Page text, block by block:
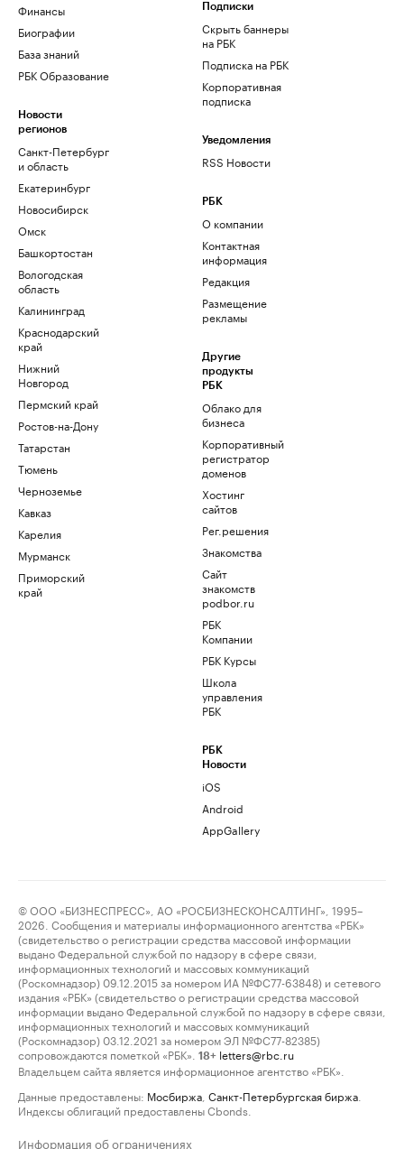
Финансы
Биографии
База знаний
РБК Образование
Новости
регионов
Санкт-Петербург
и область
Екатеринбург
Новосибирск
Омск
Башкортостан
Вологодская
область
Калининград
Краснодарский
край
Нижний
Новгород
Пермский край
Ростов-на-Дону
Татарстан
Тюмень
Черноземье
Кавказ
Карелия
Мурманск
Приморский
край
Подписки
Скрыть баннеры
на РБК
Подписка на РБК
Корпоративная
подписка
Уведомления
RSS Новости
РБК
О компании
Контактная
информация
Редакция
Размещение
рекламы
Другие
продукты
РБК
Облако для
бизнеса
Корпоративный
регистратор
доменов
Хостинг
сайтов
Рег.решения
Знакомства
Сайт
знакомств
podbor.ru
РБК
Компании
РБК Курсы
Школа
управления
РБК
РБК
Новости
iOS
Android
AppGallery
© ООО «БИЗНЕСПРЕСС», АО «РОСБИЗНЕСКОНСАЛТИНГ», 1995–
2026. Сообщения и материалы информационного агентства «РБК»
(свидетельство о регистрации средства массовой информации
выдано Федеральной службой по надзору в сфере связи,
информационных технологий и массовых коммуникаций
(Роскомнадзор) 09.12.2015 за номером ИА №ФС77-63848) и сетевого
издания «РБК» (свидетельство о регистрации средства массовой
информации выдано Федеральной службой по надзору в сфере связи,
информационных технологий и массовых коммуникаций
(Роскомнадзор) 03.12.2021 за номером ЭЛ №ФС77-82385)
сопровождаются пометкой «РБК».
18+ letters@rbc.ru
Владельцем сайта является информационное агентство «РБК».
Данные предоставлены: Мосбиржа Санкт-Петербургская биржа
Индексы облигаций предоставлены Cbonds.
Информация об ограничениях